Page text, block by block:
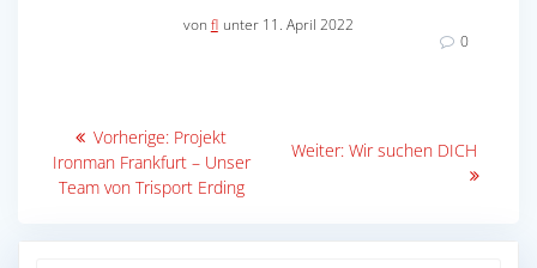
von fl unter 11. April 2022
0
Beitragsnavigation
Vorherige: Vorheriger
Beitrag:
Projekt
Ironman Frankfurt – Unser
Team von Trisport Erding
Weiter: Nächster
Wir suchen DICH